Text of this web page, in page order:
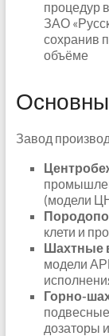
процедур
ЗАО
сохранив
объёме
Завод
(модели
клети и
Шахтные
модели
Горно-
дозаторы